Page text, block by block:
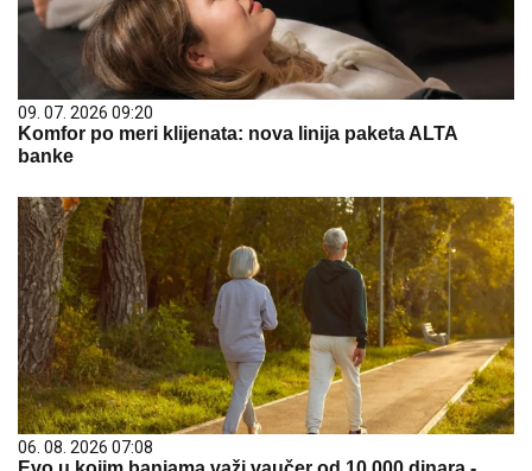
09. 07. 2026 09:20
Komfor po meri klijenata: nova linija paketa ALTA
banke
06. 08. 2026 07:08